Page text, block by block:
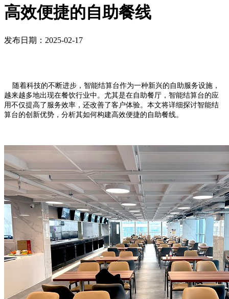
高效便捷的自助餐线
发布日期：2025-02-17
随着科技的不断进步，智能结算台作为一种新兴的自助服务设施，
越来越多地出现在餐饮行业中。尤其是在自助餐厅，智能结算台的应
用不仅提高了服务效率，还改善了客户体验。本文将详细探讨智能结
算台的创新优势，分析其如何构建高效便捷的自助餐线。